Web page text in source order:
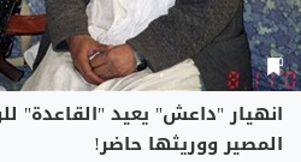
انهيار "داعش" يعيد "القاعدة"
المصير ووريثها حاضر!